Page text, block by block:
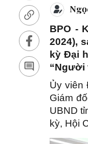
BPO -
2024),
kỳ Đại
“Người
Ủy viên
Giám
UBND
kỳ, Hội